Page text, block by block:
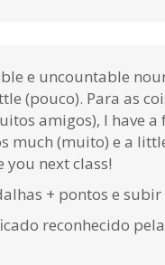
e uncountable
(pouco). Para as
amigos), I have
(muito) e a
you next class!
+ pontos e subir
reconhecido